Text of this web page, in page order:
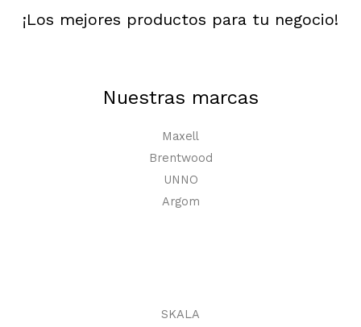
¡Los mejores productos para tu negocio!
Nuestras marcas
Maxell
Brentwood
UNNO
Argom
SKALA